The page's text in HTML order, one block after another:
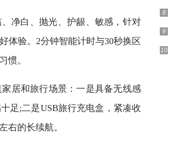
净白、抛光、护龈、敏感，针对
体验。2分钟智能计时与30秒换区
惯。
居和旅行场景：一是具备无线感
足;二是USB旅行充电盒，紧凑收
右的长续航。
8
9
10